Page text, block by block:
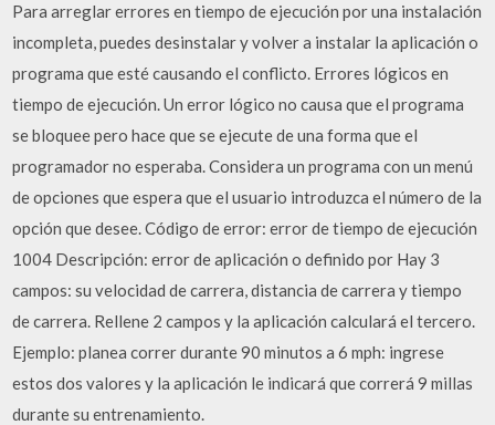
Para arreglar errores en tiempo de ejecución por una instalación
incompleta, puedes desinstalar y volver a instalar la aplicación o
programa que esté causando el conflicto. Errores lógicos en
tiempo de ejecución. Un error lógico no causa que el programa
se bloquee pero hace que se ejecute de una forma que el
programador no esperaba. Considera un programa con un menú
de opciones que espera que el usuario introduzca el número de la
opción que desee. Código de error: error de tiempo de ejecución
1004 Descripción: error de aplicación o definido por Hay 3
campos: su velocidad de carrera, distancia de carrera y tiempo
de carrera. Rellene 2 campos y la aplicación calculará el tercero.
Ejemplo: planea correr durante 90 minutos a 6 mph: ingrese
estos dos valores y la aplicación le indicará que correrá 9 millas
durante su entrenamiento.